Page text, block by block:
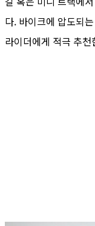
다. 바이크에 압도되
라이더에게 적극 추천